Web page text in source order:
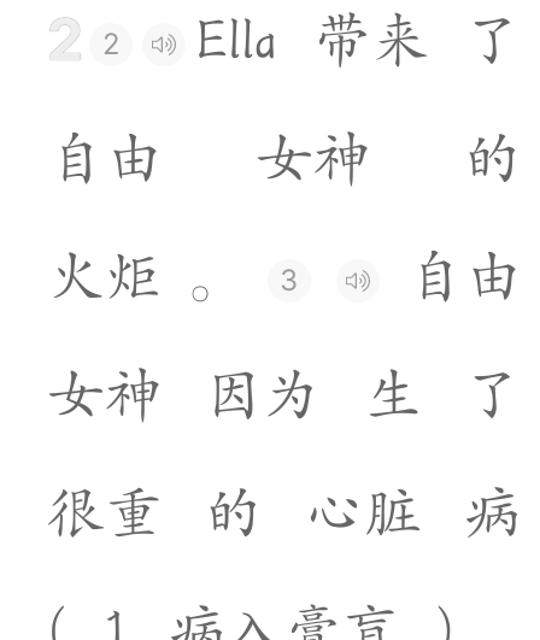
2 2 Ella 带来
了
自 由 女神
的
火炬 。 3 自 由
女神 因 为 生
了
很重 的 心脏
病